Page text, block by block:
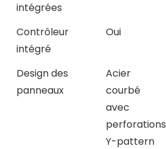
intégrées
Contrôleur
intégré
Oui
Design des
panneaux
Acier
courbé
avec
perforations
Y-pattern